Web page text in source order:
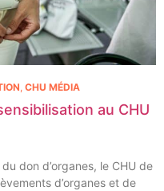
au CHU
, CHU MÉDIA
don d’organes, le CHU de
d’organes et de